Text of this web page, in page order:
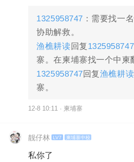
1325958747 ：需要找一
协助解救。
渔樵耕读 回复 1325958747
寨。在柬埔寨找一个中柬
1325958747回复渔樵耕读
寨。
12-8 10:11 · 柬埔寨
靓仔林 LV7 柬埔寨中校
私你了